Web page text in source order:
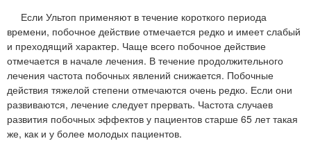
Если Ультоп применяют в течение короткого периода
времени, побочное действие отмечается редко и имеет слабый
и преходящий характер. Чаще всего побочное действие
отмечается в начале лечения. В течение продолжительного
лечения частота побочных явлений снижается. Побочные
действия тяжелой степени отмечаются очень редко. Если они
развиваются, лечение следует прервать. Частота случаев
развития побочных эффектов у пациентов старше 65 лет такая
же, как и у более молодых пациентов.